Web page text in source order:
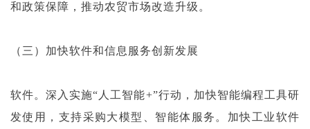
和政策保障，推动农贸市场改造升级。
（三）加快软件和信息服务创新发展
软件。深入实施“人工智能+”行动，加快智能编程工具研
发使用，支持采购大模型、智能体服务。加快工业软件